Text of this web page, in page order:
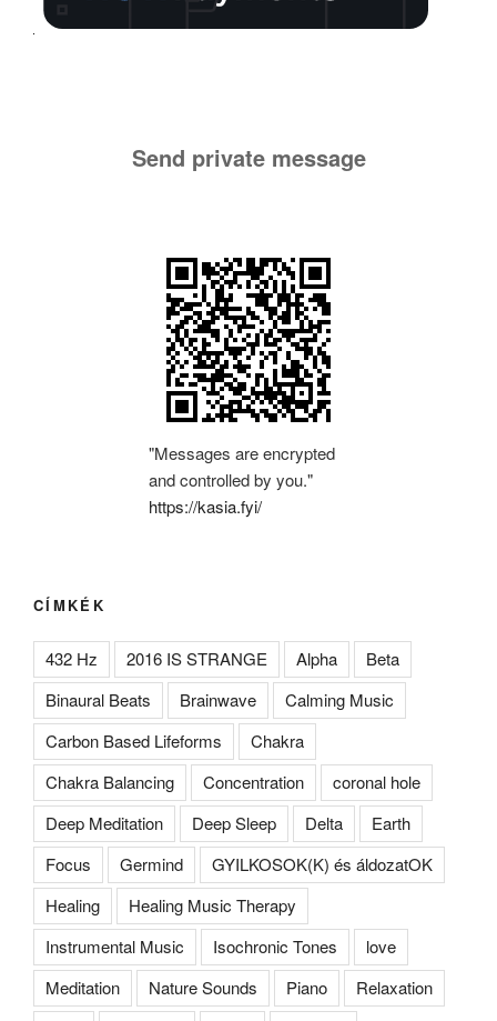
Send private message
"Messages are encrypted
and controlled by you."
https://kasia.fyi/
CÍMKÉK
432 Hz 2016 IS STRANGE Alpha
Beta
Binaural Beats
Brainwave
Calming Music
Carbon Based Lifeforms
Chakra
Chakra Balancing
Concentration
coronal hole
Deep Meditation
Deep Sleep Delta
Earth
Focus
Germind
GYILKOSOK(K) és áldozatOK
Healing
Healing Music Therapy
Instrumental Music
Isochronic Tones
love
Meditation
Nature Sounds Piano
Relaxation